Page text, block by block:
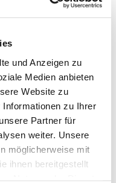
und Anzeigen zu
Medien anbieten
Website zu
zu Ihrer
Partner für
weiter. Unsere
möglicherweise mit
ihnen bereitgestellt